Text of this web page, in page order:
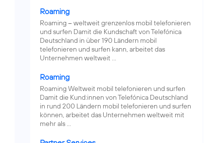
Roaming
Roaming – weltweit grenzenlos mobil telefonieren
und surfen Damit die Kundschaft von Telefónica
Deutschland in über 190 Ländern mobil
telefonieren und surfen kann, arbeitet das
Unternehmen weltweit ...
Roaming
Roaming Weltweit mobil telefonieren und surfen
Damit die Kund:innen von Telefónica Deutschland
in rund 200 Ländern mobil telefonieren und surfen
können, arbeitet das Unternehmen weltweit mit
mehr als ...